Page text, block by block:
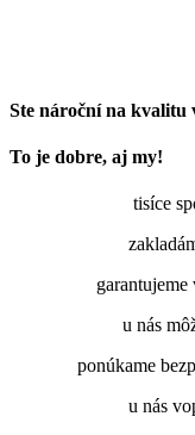
Ste nároční na kvalitu
To je dobre, aj my!
tisíce
u nás
ponúkame
u nás